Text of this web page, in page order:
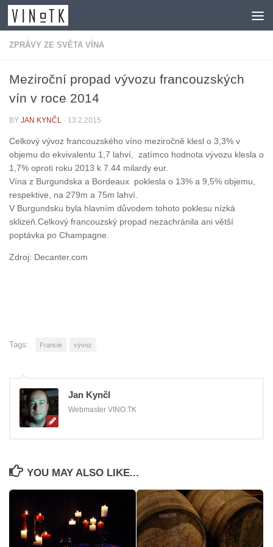
Skip to content
ZPRÁVY ZE SVĚTA VÍNA
Meziroční propad vývozu francouzských
vín v roce 2014
BY JAN KYNČL · 13.2.2015
Celkový vývoz francouzského víno meziročně klesl o 3,3% v
objemu do ekvivalentu 1,7 lahví, zatímco hodnota vývozu klesla o
1,7% oproti roku 2013 k 7.44 milardy eur.
Vína z Burgundska a Bordeaux poklesla o 13% a 9,5% objemu,
respektive, na 279m a 75m lahví.
V Burgundsku byla hlavním důvodem tohoto poklesu nízká
sklizeň.Celkový francouzský propad nezachránila ani větší
poptávka po Champagne.
Zdroj: Decanter.com
Tags: Francie vývoz
Jan Kynčl
Webmaster VINO.TK
YOU MAY ALSO LIKE...